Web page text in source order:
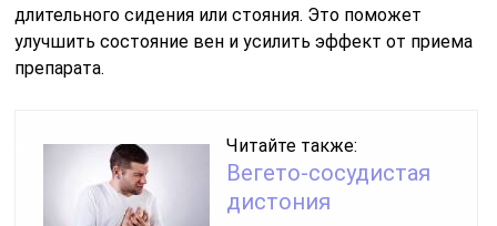
длительного сидения или стояния. Это поможет
улучшить состояние вен и усилить эффект от приема
препарата.
Читайте также:
Вегето-сосудистая
дистония